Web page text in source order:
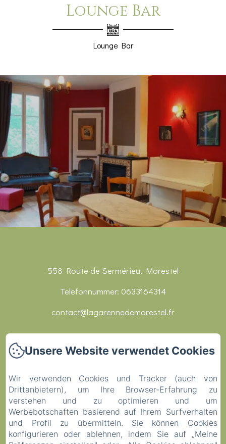
Lounge Bar
Lounge Bar
558 Route de Sermérieu, Morestel
Telefonnummer: 0633164314
contact@lagarennedemorestel.fr
Rezeption
Restaurants
Aktivitäten
Unsere Website verwendet Cookies
Wir verwenden Cookies und Tracker (auch von
Drittanbietern), um Ihre Browser-Erfahrung zu
verstehen und zu optimieren und um
Werbebotschaften basierend auf Ihrem Surfverhalten
und Profil zu übermitteln. Sie können Cookies
konfigurieren oder ablehnen, indem Sie auf „Meine